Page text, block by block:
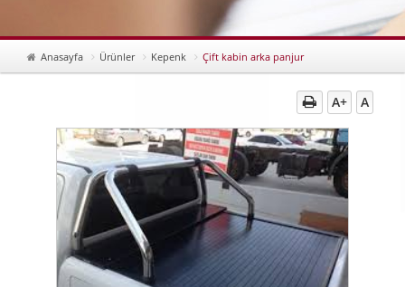
Anasayfa Ürünler Kepenk Çift kabin arka panjur
A+ A